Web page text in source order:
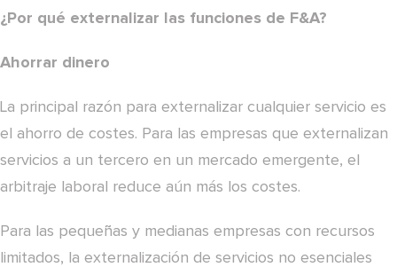
¿Por qué externalizar las funciones de F&A?
Ahorrar dinero
La principal razón para externalizar cualquier servicio es
el ahorro de costes. Para las empresas que externalizan
servicios a un tercero en un mercado emergente, el
arbitraje laboral reduce aún más los costes.
Para las pequeñas y medianas empresas con recursos
limitados, la externalización de servicios no esenciales